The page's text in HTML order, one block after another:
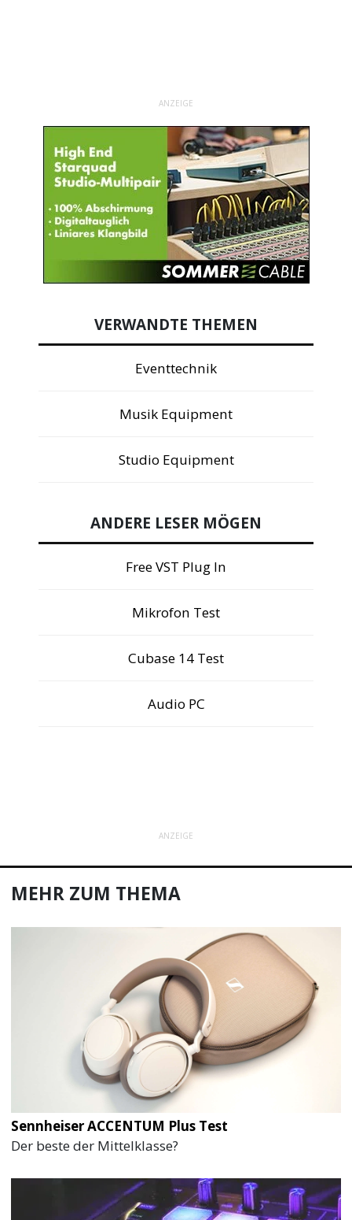
ANZEIGE
VERWANDTE THEMEN
Eventtechnik
Musik Equipment
Studio Equipment
ANDERE LESER MÖGEN
Free VST Plug In
Mikrofon Test
Cubase 14 Test
Audio PC
ANZEIGE
MEHR ZUM THEMA
Sennheiser ACCENTUM Plus Test
Der beste der Mittelklasse?